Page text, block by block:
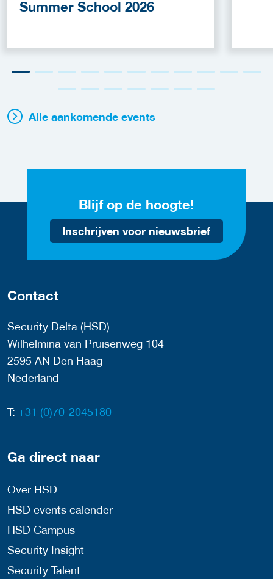
Summer School 2026
Alle aankomende events
Blijf op de hoogte!
Inschrijven voor nieuwsbrief
Contact
Security Delta (HSD)
Wilhelmina van Pruisenweg 104
2595 AN Den Haag
Nederland
T: +31 (0)70-2045180
Ga direct naar
Over HSD
HSD events calender
HSD Campus
Security Insight
Security Talent